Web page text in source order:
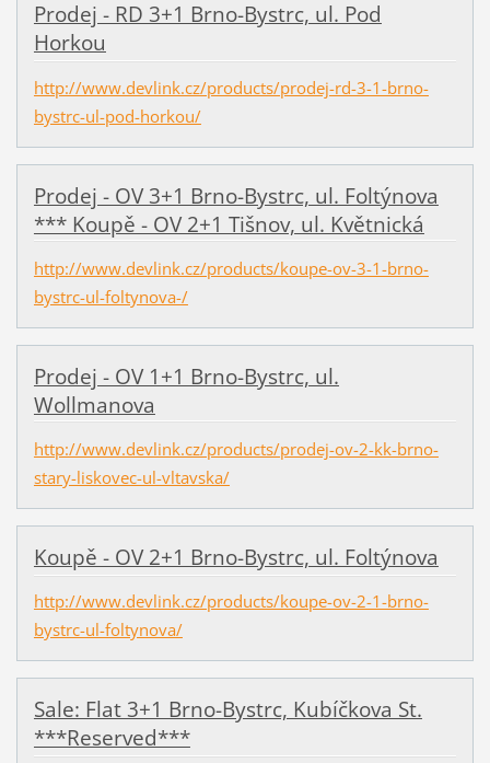
Prodej - RD 3+1 Brno-Bystrc, ul. Pod
Horkou
http://www.devlink.cz/products/prodej-rd-3-1-brno-
bystrc-ul-pod-horkou/
Prodej - OV 3+1 Brno-Bystrc, ul. Foltýnova
*** Koupě - OV 2+1 Tišnov, ul. Květnická
http://www.devlink.cz/products/koupe-ov-3-1-brno-
bystrc-ul-foltynova-/
Prodej - OV 1+1 Brno-Bystrc, ul.
Wollmanova
http://www.devlink.cz/products/prodej-ov-2-kk-brno-
stary-liskovec-ul-vltavska/
Koupě - OV 2+1 Brno-Bystrc, ul. Foltýnova
http://www.devlink.cz/products/koupe-ov-2-1-brno-
bystrc-ul-foltynova/
Sale: Flat 3+1 Brno-Bystrc, Kubíčkova St.
***Reserved***